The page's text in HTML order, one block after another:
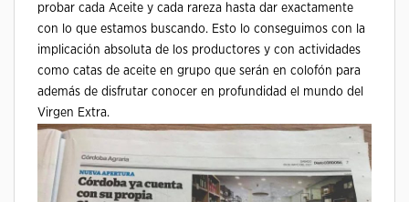
probar cada Aceite y cada rareza hasta dar exactamente
con lo que estamos buscando. Esto lo conseguimos con la
implicación absoluta de los productores y con actividades
como catas de aceite en grupo que serán en colofón para
además de disfrutar conocer en profundidad el mundo del
Virgen Extra.